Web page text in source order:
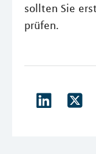
sollten Sie
prüfen.